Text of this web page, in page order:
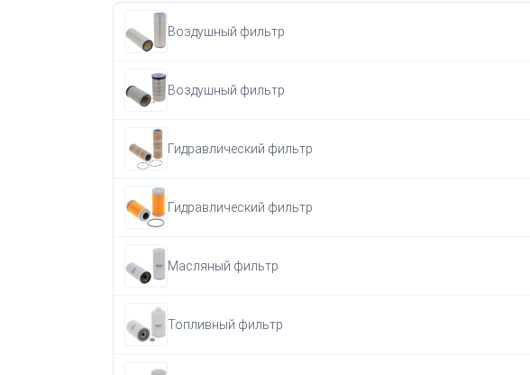
Воздушный фильтр
Воздушный фильтр
Гидравлический фильтр
Гидравлический фильтр
Масляный фильтр
Топливный фильтр